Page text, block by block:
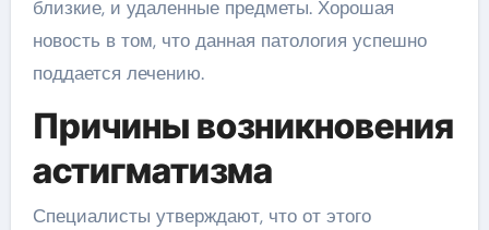
близкие, и удаленные предметы. Хорошая
новость в том, что данная патология успешно
поддается лечению.
Причины возникновения
астигматизма
Специалисты утверждают, что от этого